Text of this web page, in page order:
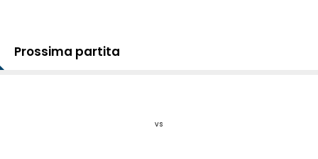
Prossima partita
vs